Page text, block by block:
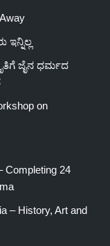
ಜೈನ ಧರ್ಮದ
on
Completing 24
– History, Art and